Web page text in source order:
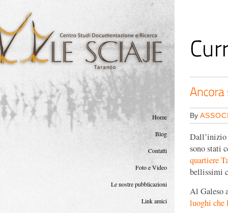
Home
Blog
Contatti
Foto e Video
Le nostre pubblicazioni
Link amici
<
By
sono stati
quartiere
bellissimi
Al Galeso
luoghi che